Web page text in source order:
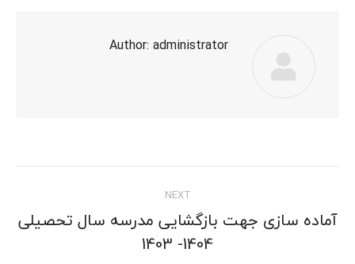
Author: administrator
Post
navigation
NEXT
Next
post:
آماده سازی جهت بازگشایی مدرسه سال تحصیلی
1404- 1403